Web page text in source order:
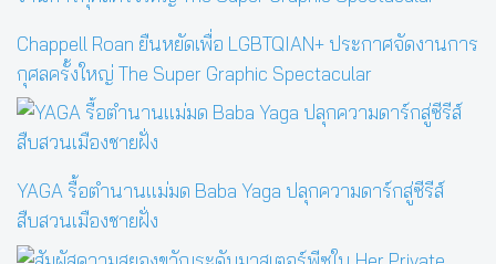
Chappell Roan ยืนหยัดเพื่อ LGBTQIAN+ ประกาศจัดงานการ
กุศลครั้งใหญ่ The Super Graphic Spectacular
YAGA รื้อตำนานแม่มด Baba Yaga ปลุกความดาร์กสู่ซีรีส์
สืบสวนเมืองชายฝั่ง